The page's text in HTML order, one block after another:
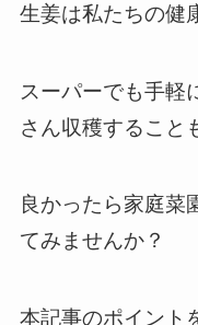
生姜は私たちの健
スーパーでも手軽
さん収穫すること
良かったら家庭菜
てみませんか？
本記事のポイント